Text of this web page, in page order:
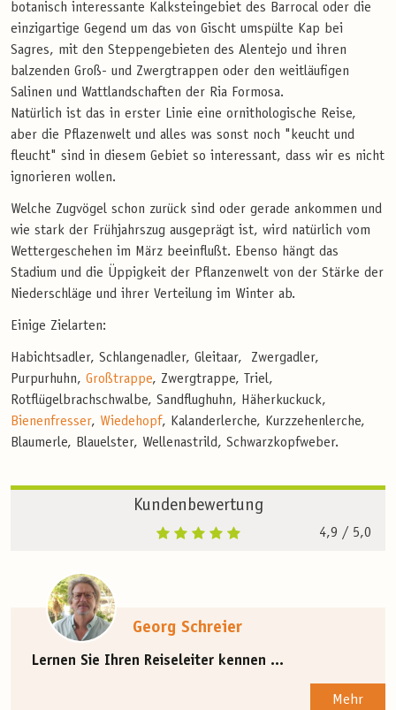
botanisch interessante Kalksteingebiet des Barrocal oder die
einzigartige Gegend um das von Gischt umspülte Kap bei
Sagres, mit den Steppengebieten des Alentejo und ihren
balzenden Groß- und Zwergtrappen oder den weitläufigen
Salinen und Wattlandschaften der Ria Formosa.
Natürlich ist das in erster Linie eine ornithologische Reise,
aber die Pflazenwelt und alles was sonst noch "keucht und
fleucht" sind in diesem Gebiet so interessant, dass wir es nicht
ignorieren wollen.
Welche Zugvögel schon zurück sind oder gerade ankommen und
wie stark der Frühjahrszug ausgeprägt ist, wird natürlich vom
Wettergeschehen im März beeinflußt. Ebenso hängt das
Stadium und die Üppigkeit der Pflanzenwelt von der Stärke der
Niederschläge und ihrer Verteilung im Winter ab.
Einige Zielarten:
Habichtsadler, Schlangenadler, Gleitaar, Zwergadler,
Purpurhuhn, Großtrappe, Zwergtrappe, Triel,
Rotflügelbrachschwalbe, Sandflughuhn, Häherkuckuck,
Bienenfresser, Wiedehopf, Kalanderlerche, Kurzzehenlerche,
Blaumerle, Blauelster, Wellenastrild, Schwarzkopfweber.
Kundenbewertung
4,9 / 5,0
Georg Schreier
Lernen Sie Ihren Reiseleiter kennen ...
Mehr